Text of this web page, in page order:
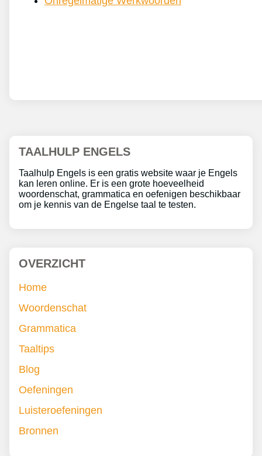
TAALHULP ENGELS
Taalhulp Engels is een gratis website waar je Engels
kan leren online. Er is een grote hoeveelheid
woordenschat, grammatica en oefenigen beschikbaar
om je kennis van de Engelse taal te testen.
OVERZICHT
Home
Woordenschat
Grammatica
Taaltips
Blog
Oefeningen
Luisteroefeningen
Bronnen